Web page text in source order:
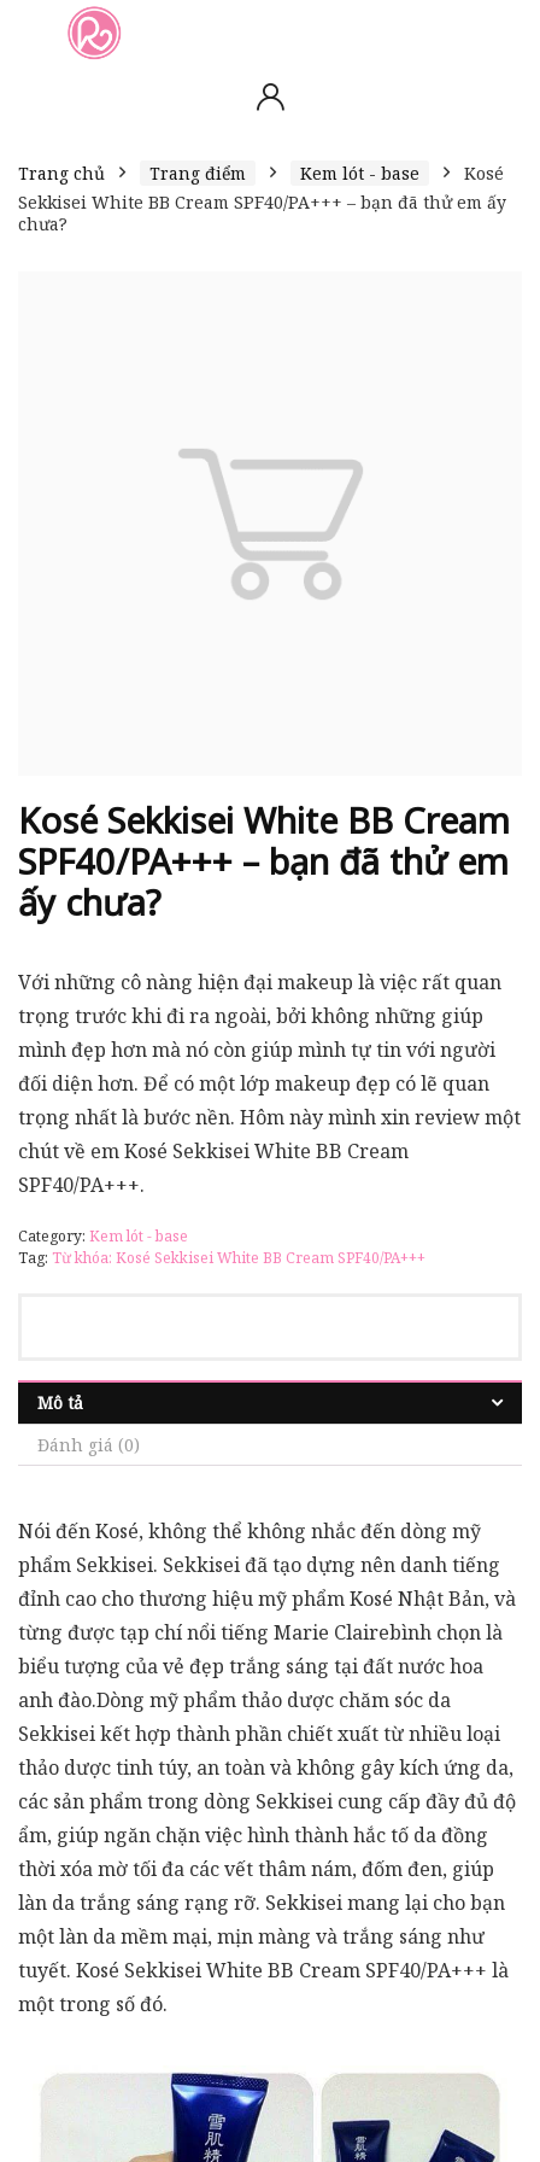
Trang chủ Trang điểm Kem lót - base
Kosé
Sekkisei White BB Cream SPF40/PA+++ – bạn đã thử em ấy
chưa?
Kosé Sekkisei White BB Cream
SPF40/PA+++ – bạn đã thử em
ấy chưa?
Với những cô nàng hiện đại makeup là việc rất quan
trọng trước khi đi ra ngoài, bởi không những giúp
mình đẹp hơn mà nó còn giúp mình tự tin với người
đối diện hơn. Để có một lớp makeup đẹp có lẽ quan
trọng nhất là bước nền. Hôm này mình xin review một
chút về em Kosé Sekkisei White BB Cream
SPF40/PA+++.
Category: Kem lót - base
Tag: Từ khóa: Kosé Sekkisei White BB Cream SPF40/PA+++
Mô tả
Đánh giá (0)
Nói đến Kosé, không thể không nhắc đến dòng mỹ
phẩm Sekkisei. Sekkisei đã tạo dựng nên danh tiếng
đỉnh cao cho thương hiệu mỹ phẩm Kosé Nhật Bản, và
từng được tạp chí nổi tiếng Marie Clairebình chọn là
biểu tượng của vẻ đẹp trắng sáng tại đất nước hoa
anh đào.Dòng mỹ phẩm thảo dược chăm sóc da
Sekkisei kết hợp thành phần chiết xuất từ nhiều loại
thảo dược tinh túy, an toàn và không gây kích ứng da,
các sản phẩm trong dòng Sekkisei cung cấp đầy đủ độ
ẩm, giúp ngăn chặn việc hình thành hắc tố da đồng
thời xóa mờ tối đa các vết thâm nám, đốm đen, giúp
làn da trắng sáng rạng rỡ. Sekkisei mang lại cho bạn
một làn da mềm mại, mịn màng và trắng sáng như
tuyết. Kosé Sekkisei White BB Cream SPF40/PA+++ là
một trong số đó.